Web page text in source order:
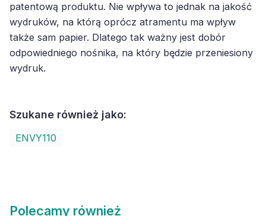
patentową produktu. Nie wpływa to jednak na jakość
wydruków, na którą oprócz atramentu ma wpływ
także sam papier. Dlatego tak ważny jest dobór
odpowiedniego nośnika, na który będzie przeniesiony
wydruk.
Szukane również jako:
ENVY110
Polecamy również